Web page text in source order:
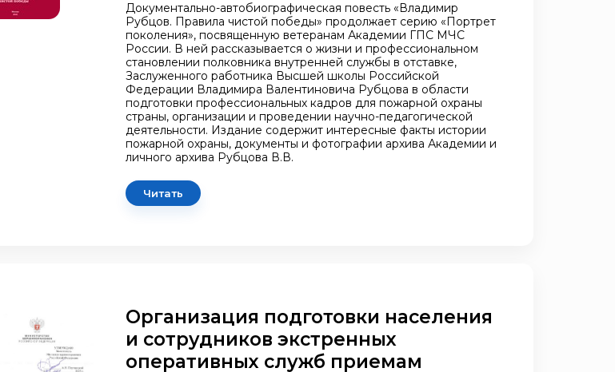
Документально-автобиографическая повесть «Владимир
Рубцов. Правила чистой победы» продолжает серию «Портрет
поколения», посвященную ветеранам Академии ГПС МЧС
России. В ней рассказывается о жизни и профессиональном
становлении полковника внутренней службы в отставке,
Заслуженного работника Высшей школы Российской
Федерации Владимира Валентиновича Рубцова в области
подготовки профессиональных кадров для пожарной охраны
страны, организации и проведении научно-педагогической
деятельности. Издание содержит интересные факты истории
пожарной охраны, документы и фотографии архива Академии и
личного архива Рубцова В.В.
Читать
Организация подготовки населения
и сотрудников экстренных
оперативных служб приемам